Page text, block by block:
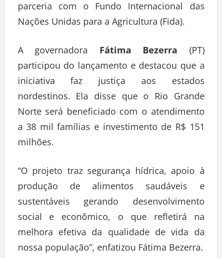
parceria com o Fundo Internacional das
Nações Unidas para a Agricultura (Fida).
A governadora Fátima Bezerra (PT)
participou do lançamento e destacou que a
iniciativa faz justiça aos estados
nordestinos. Ela disse que o Rio Grande
Norte será beneficiado com o atendimento
a 38 mil famílias e investimento de R$ 151
milhões.
“O projeto traz segurança hídrica, apoio à
produção de alimentos saudáveis e
sustentáveis gerando desenvolvimento
social e econômico, o que refletirá na
melhora efetiva da qualidade de vida da
nossa população”, enfatizou Fátima Bezerra.